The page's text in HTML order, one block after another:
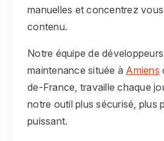
manuelles et concentrez
contenu.
Notre équipe de
maintenance située à Amiens
de-France, travaille chaque
notre outil plus sécurisé, plus
puissant.